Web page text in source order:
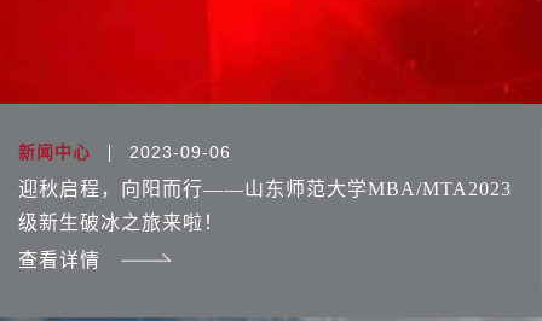
新闻中心 2023-09-06
迎秋启程，向阳而行——山东师范大学MBA/MTA2023
级新生破冰之旅来啦！
查看详情